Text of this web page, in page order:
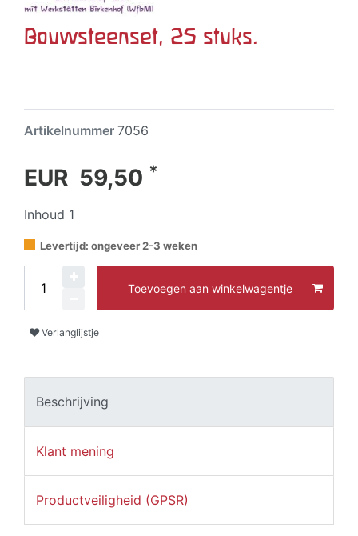
Bouwsteenset, 25 stuks.
Artikelnummer 7056
EUR 59,50 *
Inhoud 1
Levertijd: ongeveer 2-3 weken
Toevoegen aan winkelwagentje
Verlanglijstje
Beschrijving
Klant mening
Productveiligheid (GPSR)